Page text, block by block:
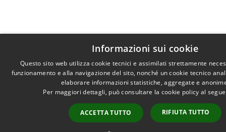
Informazioni sui cookie
Questo sito web utilizza cookie tecnici e assimilati strettamente
funzionamento e alla navigazione del sito, nonché un cookie tecnico
elaborare informazioni statistiche, aggregate e
Per maggiori dettagli, può consultare la cookie policy al
ACCETTA TUTTO RIFIUTA TUTTO